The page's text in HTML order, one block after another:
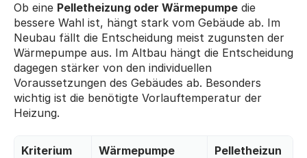
Ob eine Pelletheizung oder Wärmepumpe die
bessere Wahl ist, hängt stark vom Gebäude ab. Im
Neubau fällt die Entscheidung meist zugunsten der
Wärmepumpe aus. Im Altbau hängt die Entscheidung
dagegen stärker von den individuellen
Voraussetzungen des Gebäudes ab. Besonders
wichtig ist die benötigte Vorlauftemperatur der
Heizung.
Kriterium Wärmepumpe
Pelletheizun